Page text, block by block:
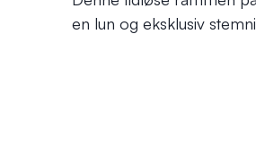
en lun og eksklusiv